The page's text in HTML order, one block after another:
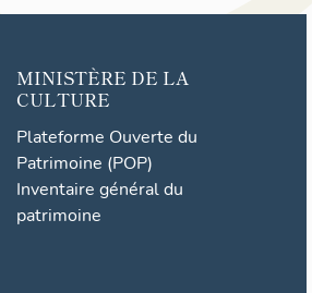
MINISTÈRE DE LA
CULTURE
Plateforme Ouverte du
Patrimoine (POP)
Inventaire général du
patrimoine